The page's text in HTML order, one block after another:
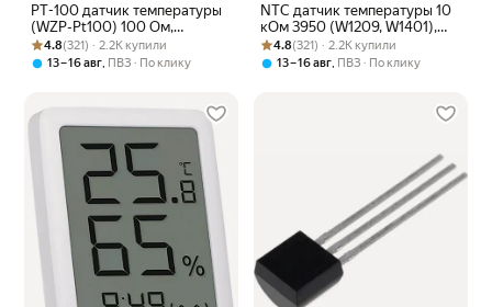
PT-100 датчик температуры
(WZP-Pt100) 100 Ом,
проводной в гильзе, 0.5 м, 1
шт.
Рейтинг товара: 4.8 из 5
Оценок: (321) · 2.2K купили
4.8(321) · 2.2K купили
13 – 16 авг, ПВЗ По клику
NTC датчик температуры 10
кОм 3950 (W1209, W1401),
проводной в гильзе, 0.5 м, 1
шт.
Рейтинг товара: 4.8 из 5
Оценок: (321) · 2.2K купили
4.8(321) · 2.2K купили
13 – 16 авг, ПВЗ По клику